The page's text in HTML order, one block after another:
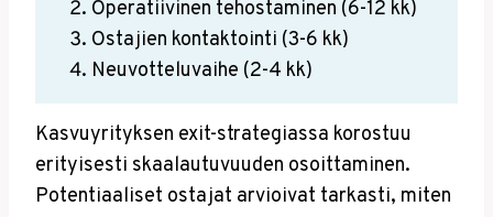
Operatiivinen tehostaminen (6-12 kk)
Ostajien kontaktointi (3-6 kk)
Neuvotteluvaihe (2-4 kk)
Kasvuyrityksen exit-strategiassa korostuu
erityisesti skaalautuvuuden osoittaminen.
Potentiaaliset ostajat arvioivat tarkasti, miten